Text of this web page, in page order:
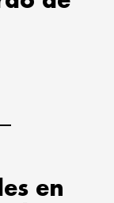
en